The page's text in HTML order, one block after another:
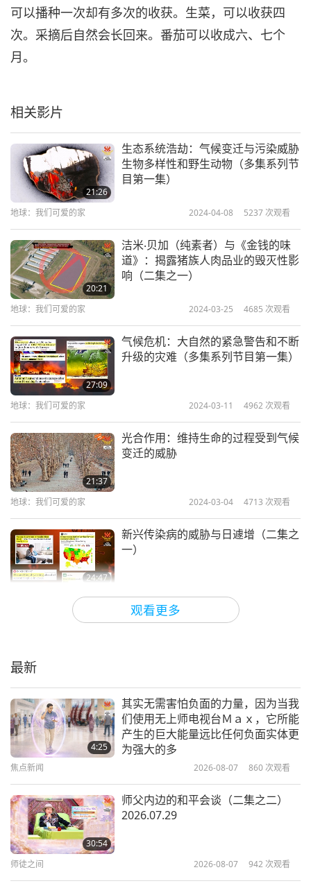
可以播种一次却有多次的收获。生菜，可以收获四
次。采摘后自然会长回来。番茄可以收成六、七个
月。
观看更多
相关影片
21:26
生态系统浩劫：气候变迁与污染威胁
生物多样性和野生动物（多集系列节
目第一集）
地球：我们可爱的家 2024-04-08 5237 次观看
20:21
洁米‧贝加（纯素者）与《金钱的味
道》：揭露猪族人肉品业的毁灭性影
响（二集之一）
地球：我们可爱的家 2024-03-25 4685 次观看
27:09
气候危机：大自然的紧急警告和不断
升级的灾难（多集系列节目第一集）
地球：我们可爱的家 2024-03-11 4962 次观看
21:37
光合作用：维持生命的过程受到气候
变迁的威胁
地球：我们可爱的家 2024-03-04 4713 次观看
24:47
新兴传染病的威胁与日遽增（二集之
一）
地球：我们可爱的家 2024-01-29
空气中的污染：存在我们大气中的塑
胶颗粒
全球抗议：公民呼吁对环境污染采取
最新
4:25
其实无需害怕负面的力量，因为当我
们使用无上师电视台Ｍａｘ，它所能
产生的巨大能量远比任何负面实体更
为强大的多
焦点新闻 2026-08-07 860 次观看
30:54
师父内边的和平会谈（二集之二）
2026.07.29
师徒之间 2026-08-07 942 次观看